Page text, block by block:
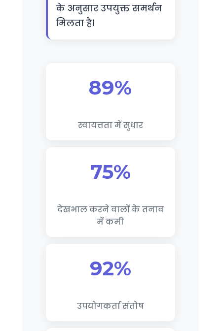
के अनुसार उपयुक्त समर्थन
मिलता है।
89%
स्वायत्तता में सुधार
75%
देखभाल करने वालों के तनाव
में कमी
92%
उपयोगकर्ता संतोष